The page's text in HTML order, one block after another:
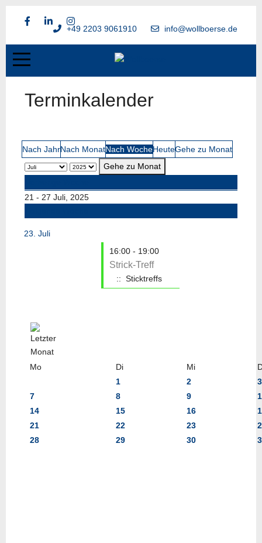
+49 2203 9061910 info@wollboerse.de
Terminkalender
Nach JahrNach MonatNach WocheHeuteGehe zu Monat
Gehe zu Monat
21 - 27 Juli, 2025
23. Juli
16:00 - 19:00
Strick-Treff
:: Sticktreffs
Mo Di Mi
1
2
3
7
8 9
14
15 16
21
22 23
28
29 30